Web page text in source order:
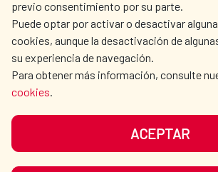
previo consentimiento por su parte.
Puede optar por activar o desactivar
cookies, aunque la desactivación de
su experiencia de navegación.
Para obtener más información, consulte
cookies.
ACEPTAR
NUESTRAS REDES SOCIALES
POLÍTICA DE COOKIES
GUÍA DE